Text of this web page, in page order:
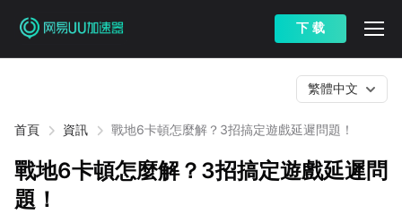
下 载
首頁 資訊 戰地6卡頓怎麼解？3招搞定遊戲延遲問題！
繁體中文
戰地6卡頓怎麼解？3招搞定遊戲延遲問
題！